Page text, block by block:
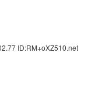
ID:RM+oXZ510.net